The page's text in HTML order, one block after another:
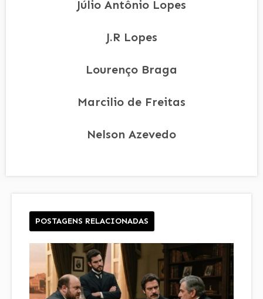
Júlio Antônio Lopes
J.R Lopes
Lourenço Braga
Marcilio de Freitas
Nelson Azevedo
POSTAGENS RELACIONADAS